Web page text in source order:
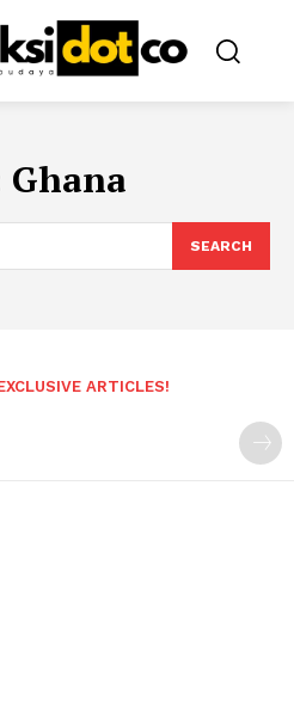
Ghana
SEARCH
ARTICLES!